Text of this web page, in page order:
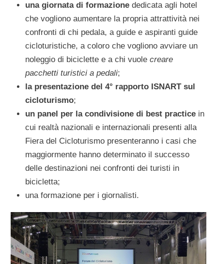
una giornata di formazionededicata agli hotel
che vogliono aumentare la propria attrattività nei
confronti di chi pedala, a guide e aspiranti guide
cicloturistiche, a coloro che vogliono avviare un
noleggio di biciclette e a chi vuolecreare
pacchetti turistici a pedali;
la presentazione del 4° rapporto ISNART sul
cicloturismo;
un panel per la condivisione di best practice in
cui realtà nazionali e internazionali presenti alla
Fiera del Cicloturismo presenteranno i casi che
maggiormente hanno determinato il successo
delle destinazioni nei confronti dei turisti in
bicicletta;
una formazione per i giornalisti.